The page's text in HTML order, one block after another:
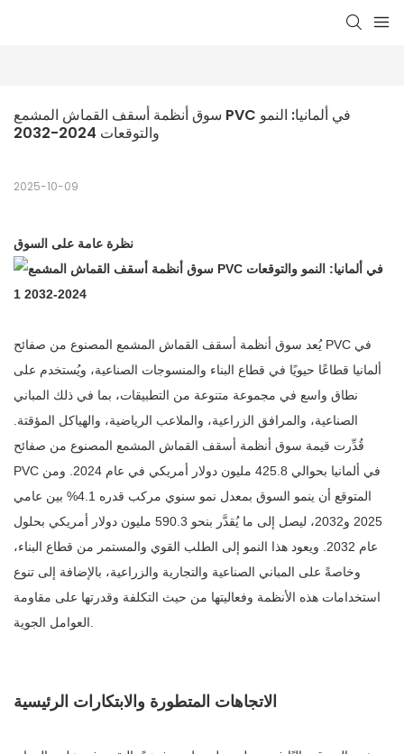
سوق أنظمة أسقف القماش المشمع PVC في ألمانيا: النمو
والتوقعات 2024-2032
2025-10-09
نظرة عامة على السوق
يُعد سوق أنظمة أسقف القماش المشمع المصنوع من صفائح PVC في
ألمانيا قطاعًا حيويًا في قطاع البناء والمنسوجات الصناعية، ويُستخدم على
نطاق واسع في مجموعة متنوعة من التطبيقات، بما في ذلك المباني
الصناعية، والمرافق الزراعية، والملاعب الرياضية، والهياكل المؤقتة.
قُدِّرت قيمة سوق أنظمة أسقف القماش المشمع المصنوع من صفائح
PVC في ألمانيا بحوالي 425.8 مليون دولار أمريكي في عام 2024. ومن
المتوقع أن ينمو السوق بمعدل نمو سنوي مركب قدره 4.1% بين عامي
2025 و2032، ليصل إلى ما يُقدَّر بنحو 590.3 مليون دولار أمريكي بحلول
عام 2032. ويعود هذا النمو إلى الطلب القوي والمستمر من قطاع البناء،
وخاصةً على المباني الصناعية والتجارية والزراعية، بالإضافة إلى تنوع
استخدامات هذه الأنظمة وفعاليتها من حيث التكلفة وقدرتها على مقاومة
العوامل الجوية.
الاتجاهات المتطورة والابتكارات الرئيسية